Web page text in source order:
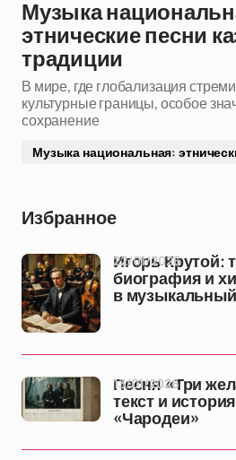
Музыка
этнические песни
традиции
В мире, где глобализация
культурные границы, особое
сохранение
Музыка национальная:
Избранное
Игорь Крутой:
биография и
в
22/01/2026
Песня «Три
текст и
«Чародеи»
13/01/2026